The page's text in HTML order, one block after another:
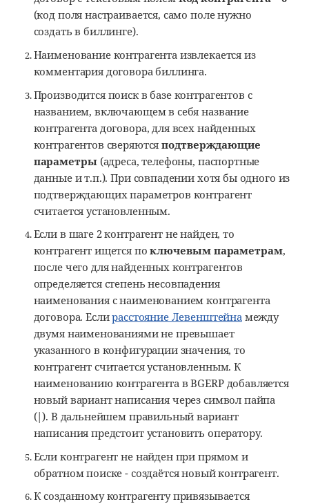
(код поля настраивается, само поле нужно
создать в биллинге).
Наименование контрагента извлекается из
комментария договора биллинга.
Производится поиск в базе контрагентов с
названием, включающем в себя название
контрагента договора, для всех найденных
контрагентов сверяютсяподтверждающие
параметры(адреса, телефоны, паспортные
данные и т.п.). При совпадении хотя бы одного из
подтверждающих параметров контрагент
считается установленным.
Если в шаге 2 контрагент не найден, то
контрагент ищется поключевым параметрам,
после чего для найденных контрагентов
определяется степень несовпадения
наименования с наименованием контрагента
договора. Еслирасстояние Левенштейнамежду
двумя наименованиями не превышает
указанного в конфигурации значения, то
контрагент считается установленным. К
наименованию контрагента в BGERP добавляется
новый вариант написания через символ пайпа
(|). В дальнейшем правильный вариант
написания предстоит установить оператору.
Если контрагент не найден при прямом и
обратном поиске - создаётся новый контрагент.
К созданному контрагенту привязывается